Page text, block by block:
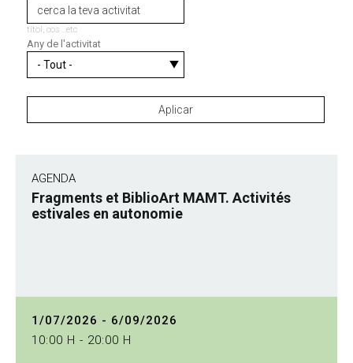
títol, cos ...etc
Any de l'activitat
AGENDA
Fragments et BiblioArt MAMT. Activités
estivales en autonomie
1/07/2026 - 6/09/2026
10:00 H - 20:00 H